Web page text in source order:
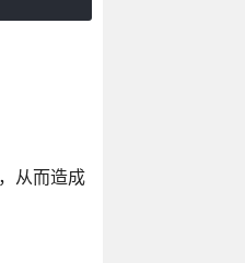
从而造成